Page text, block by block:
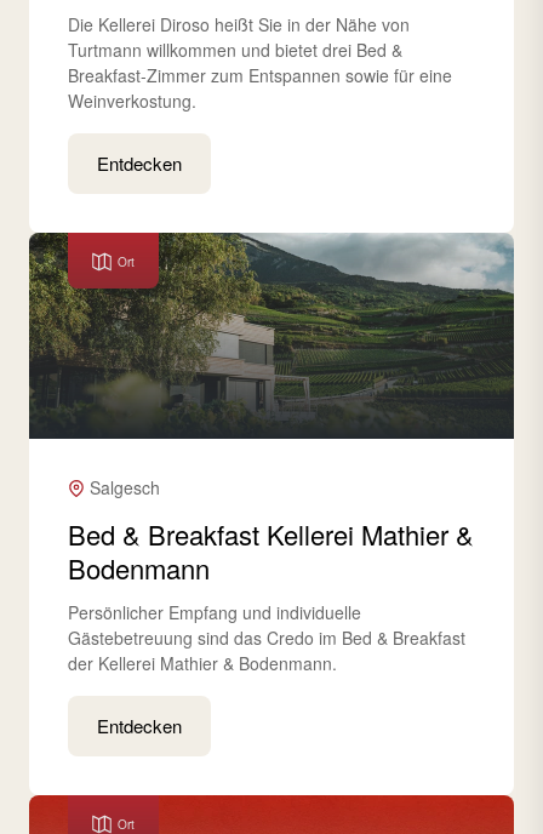
Die Kellerei Diroso heißt Sie in der Nähe von
Turtmann willkommen und bietet drei Bed &
Breakfast-Zimmer zum Entspannen sowie für eine
Weinverkostung.
Entdecken
Ort
Salgesch
Bed & Breakfast Kellerei Mathier &
Bodenmann
Persönlicher Empfang und individuelle
Gästebetreuung sind das Credo im Bed & Breakfast
der Kellerei Mathier & Bodenmann.
Entdecken
Ort